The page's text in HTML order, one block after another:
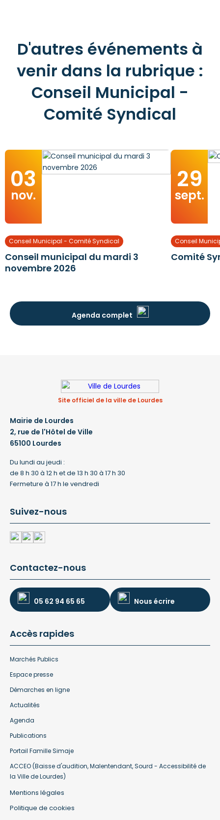
D'autres événements à
venir dans la rubrique :
Conseil Municipal -
Comité Syndical
03
nov.
Conseil Municipal - Comité Syndical
Conseil municipal du mardi 3
novembre 2026
29
sept.
Conseil
Comité
Agenda complet
Site officiel de la ville de Lourdes
Mairie de Lourdes
2, rue de l'Hôtel de Ville
65100 Lourdes
Du lundi au jeudi :
de 8 h 30 à 12 h et de 13 h 30 à 17 h 30
Fermeture à 17 h le vendredi
Suivez-nous
Contactez-nous
05 62 94 65 65 Nous écrire
Accès rapides
Marchés Publics
Espace presse
Démarches en ligne
Actualités
Agenda
Publications
Portail Famille Simaje
ACCEO (Baisse d'audition, Malentendant, Sourd - Accessibilité de
la Ville de Lourdes)
Mentions légales
Politique de cookies